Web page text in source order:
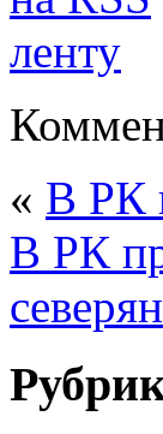
« В РК
В РК
северян